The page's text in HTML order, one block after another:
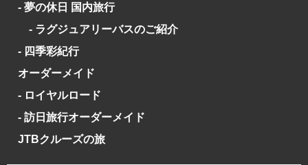
- 夢の休日 国内旅行
- ラグジュアリーバスのご紹介
- 四季彩紀行
オーダーメイド
- ロイヤルロード
- 訪日旅行オーダーメイド
JTBクルーズの旅